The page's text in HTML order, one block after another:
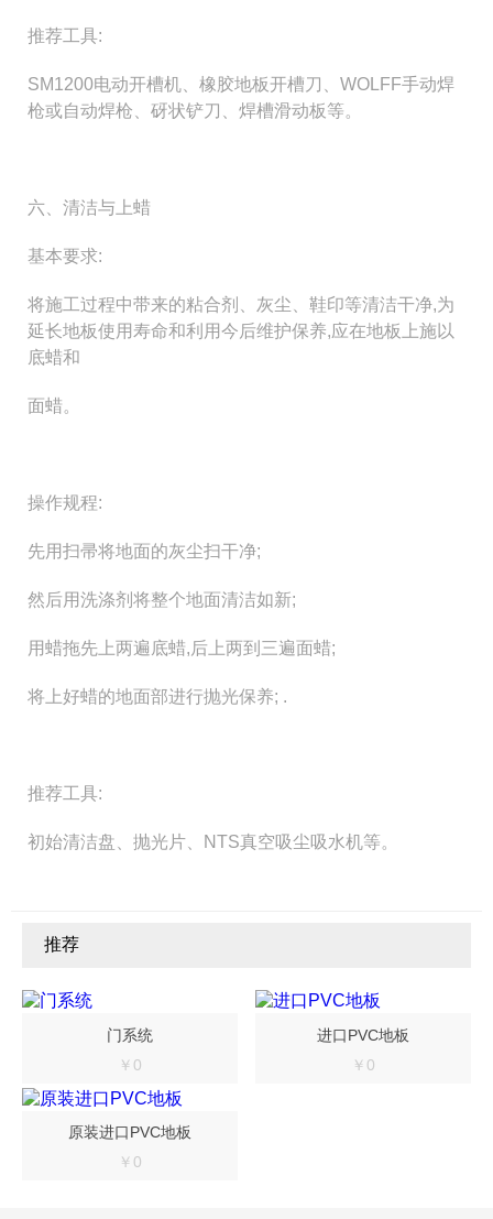
推荐工具:
SM1200电动开槽机、橡胶地板开槽刀、WOLFF手动焊
枪或自动焊枪、砑状铲刀、焊槽滑动板等。
六、清洁与上蜡
基本要求:
将施工过程中带来的粘合剂、灰尘、鞋印等清洁干净,为
延长地板使用寿命和利用今后维护保养,应在地板上施以
底蜡和
面蜡。
操作规程:
先用扫帚将地面的灰尘扫干净;
然后用洗涤剂将整个地面清洁如新;
用蜡拖先上两遍底蜡,后上两到三遍面蜡;
将上好蜡的地面部进行抛光保养; .
推荐工具:
初始清洁盘、抛光片、NTS真空吸尘吸水机等。
推荐
门系统
￥0
进口PVC地板
￥0
原装进口PVC地板
￥0